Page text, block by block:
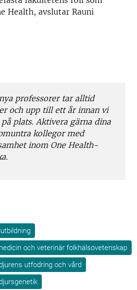
Health, avslutar Rauni
professorer tar alltid
och upp till ett år innan vi
plats. Aktivera gärna dina
kollegor med
inom One Health-
och veterinär folkhälsovetenskap
utfodring och vård